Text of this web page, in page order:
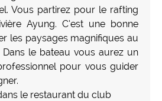
Vous partirez pour le rafting
Ayung. C’est une bonne
les paysages magnifiques au
le bateau vous aurez un
pour vous guider
le restaurant du club